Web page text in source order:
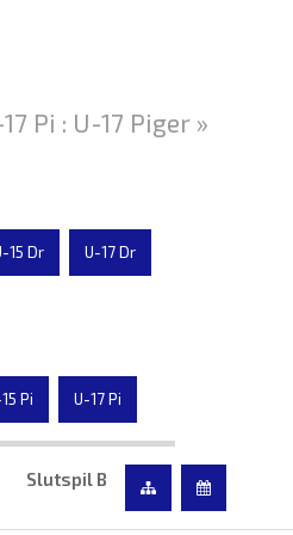
Pi : U-17 Piger »
15 Dr U-17 Dr
Pi U-17 Pi
Slutspil B